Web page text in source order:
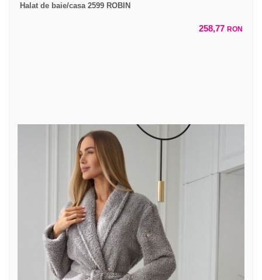
Halat de baie/casa 2599 ROBIN
258,77 RON